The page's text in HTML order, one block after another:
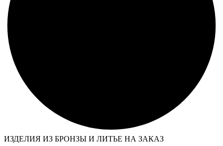
ИЗДЕЛИЯ ИЗ БРОНЗЫ И ЛИТЬЕ НА ЗАКАЗ